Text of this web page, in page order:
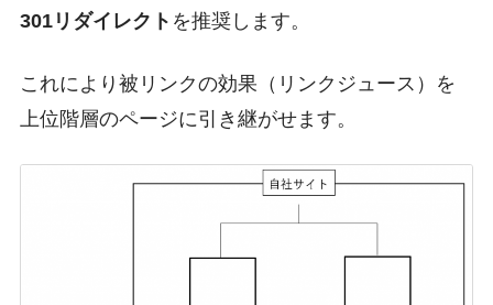
301リダイレクト を推奨します。
これにより被リンクの効果（リンクジュース）を
上位階層のページに引き継がせます。